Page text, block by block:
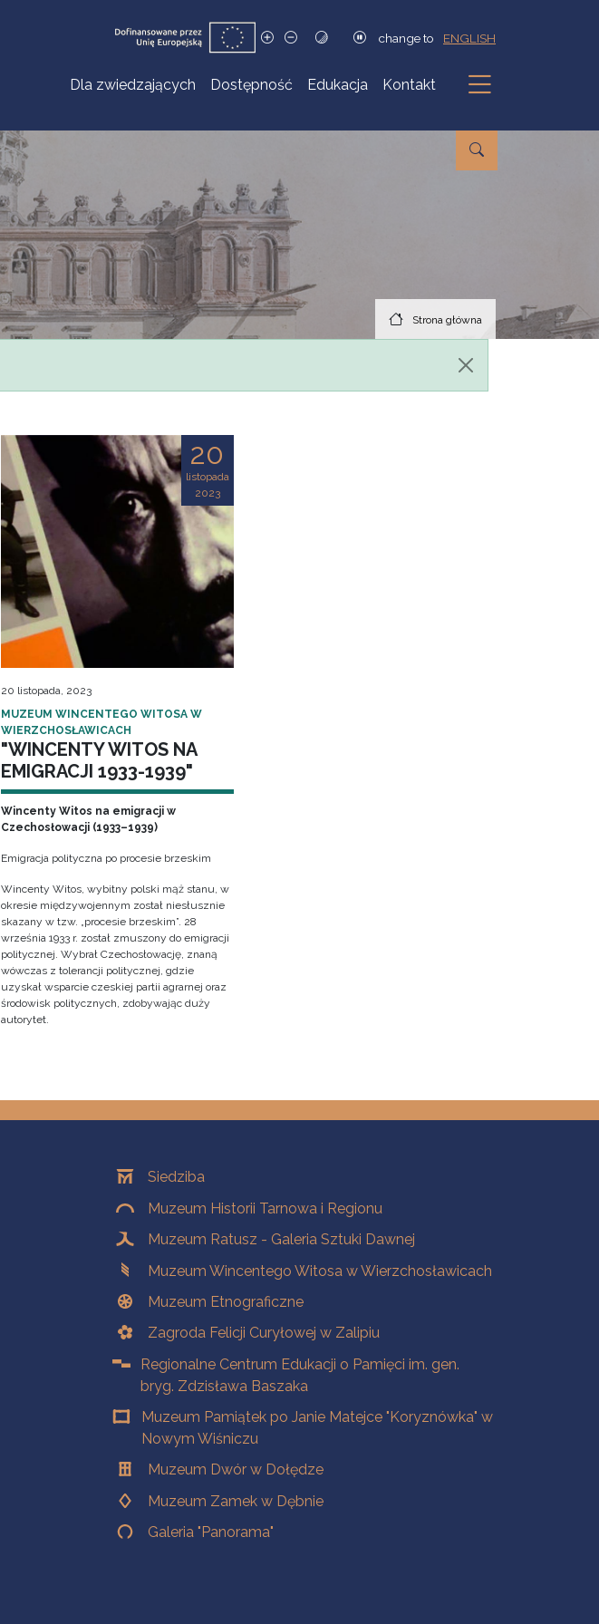
change to ENGLISH
Dla zwiedzających Dostępność Edukacja Kontakt
Podmenu
Strona główna
20
listopada
2023
20 listopada, 2023
MUZEUM WINCENTEGO WITOSA W
WIERZCHOSŁAWICACH
"WINCENTY WITOS NA
EMIGRACJI 1933-1939"
Wincenty Witos na emigracji w
Czechosłowacji (1933–1939)
Emigracja polityczna po procesie brzeskim
Wincenty Witos, wybitny polski mąż stanu, w
okresie międzywojennym został niesłusznie
skazany w tzw. „procesie brzeskim”. 28
września 1933 r. został zmuszony do emigracji
politycznej. Wybrał Czechosłowację, znaną
wówczas z tolerancji politycznej, gdzie
uzyskał wsparcie czeskiej partii agrarnej oraz
środowisk politycznych, zdobywając duży
autorytet.
OddziałySiedziba
Muzeum Historii Tarnowa i Regionu
Muzeum Ratusz - Galeria Sztuki Dawnej
Muzeum Wincentego Witosa w Wierzchosławicach
Muzeum Etnograficzne
Zagroda Felicji Curyłowej w Zalipiu
Regionalne Centrum Edukacji o Pamięci im. gen.
bryg. Zdzisława Baszaka
Muzeum Pamiątek po Janie Matejce "Koryznówka" w
Nowym Wiśniczu
Muzeum Dwór w Dołędze
Muzeum Zamek w Dębnie
Galeria "Panorama"